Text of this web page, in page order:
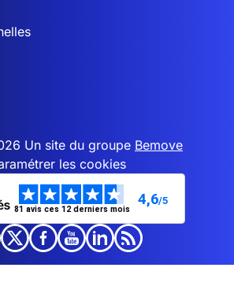
Un site du groupe Bemove
les cookies
81 avis ces 12 derniers mois
4,6/5